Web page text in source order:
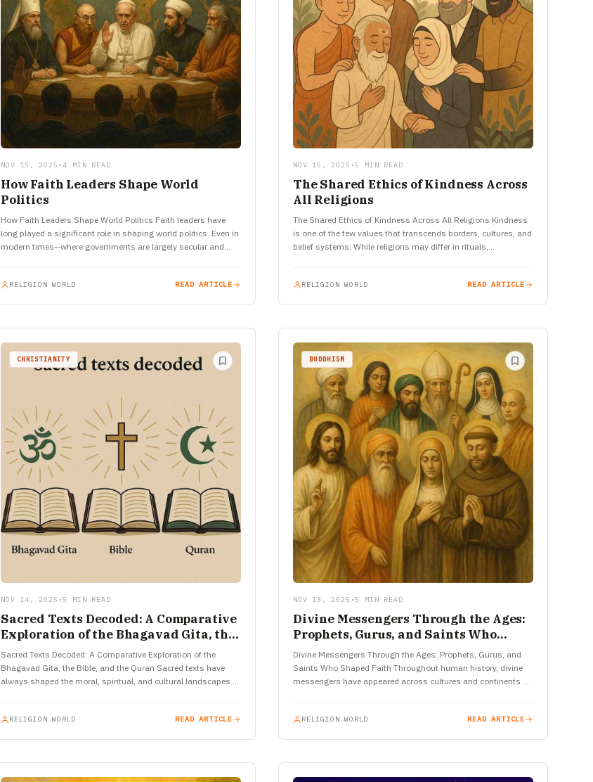
NOV 15, 2025 •4 MIN READ
How Faith Leaders Shape World
Politics
How Faith Leaders Shape World Politics Faith leaders have
long played a significant role in shaping world politics. Even in
modern times—where governments are largely secular and
RELIGION WORLD READ ARTICLE
NOV 15, 2025 •5 MIN READ
The Shared Ethics of Kindness Across
All Religions
The Shared Ethics of Kindness Across All Religions Kindness
is one of the few values that transcends borders, cultures, and
belief systems. While religions may differ in rituals,…
RELIGION WORLD READ ARTICLE
CHRISTIANITY
NOV 14, 2025 •5 MIN READ
Sacred Texts Decoded: A Comparative
Exploration of the Bhagavad Gita, the
Bible, and the Quran
Sacred Texts Decoded: A Comparative Exploration of the
Bhagavad Gita, the Bible, and the Quran Sacred texts have
always shaped the moral, spiritual, and cultural landscapes of
RELIGION WORLD READ ARTICLE
BUDDHISM
NOV 13, 2025 •5 MIN READ
Divine Messengers Through the Ages:
Prophets, Gurus, and Saints Who
Shaped Faith
Divine Messengers Through the Ages: Prophets, Gurus, and
Saints Who Shaped Faith Throughout human history, divine
messengers have appeared across cultures and continents —
RELIGION WORLD READ ARTICLE